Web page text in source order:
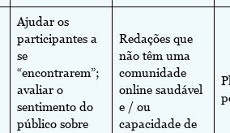
Ajudar os
participantes a
se
“encontrarem”;
avaliar o
sentimento do
público sobre
Redações que
não têm uma
comunidade
online saudável
e / ou
capacidade de